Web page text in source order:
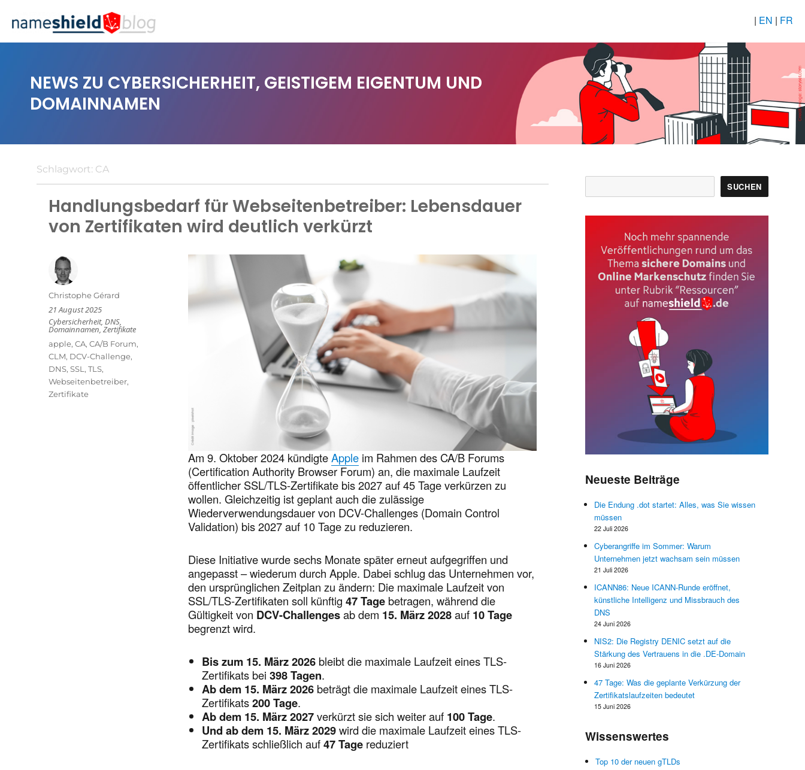
| EN | FR
NEWS ZU CYBERSICHERHEIT, GEISTIGEM EIGENTUM UND
DOMAINNAMEN
Schlagwort: CA
Handlungsbedarf für Webseitenbetreiber: Lebensdauer
von Zertifikaten wird deutlich verkürzt
Am 9. Oktober 2024 kündigteApple im Rahmen des CA/B Forums
(Certification Authority Browser Forum) an, die maximale Laufzeit
öffentlicher SSL/TLS-Zertifikate bis 2027 auf 45 Tage verkürzen zu
wollen. Gleichzeitig ist geplant auch die zulässige
Wiederverwendungsdauer von DCV-Challenges (Domain Control
Validation) bis 2027 auf 10 Tage zu reduzieren.
Diese Initiative wurde sechs Monate später erneut aufgegriffen und
angepasst – wiederum durch Apple. Dabei schlug das Unternehmen vor,
den ursprünglichen Zeitplan zu ändern: Die maximale Laufzeit von
SSL/TLS-Zertifikaten soll künftig47 Tage betragen, während die
Gültigkeit von DCV-Challengesab dem 15. März 2028auf 10 Tage
begrenzt wird.
Bis zum 15. März 2026 bleibt die maximale Laufzeit eines TLS-
Zertifikats bei398 Tagen.
Ab dem 15. März 2026 beträgt die maximale Laufzeit eines TLS-
Zertifikats200 Tage.
Ab dem 15. März 2027verkürzt sie sich weiter auf 100 Tage.
Und ab dem 15. März 2029wird die maximale Laufzeit eines TLS-
Zertifikats schließlich auf47 Tage reduziert
Autor
Christophe Gérard
Veröffentlicht
am
21 August 2025
Kategorien
Cybersicherheit,DNS,
Domainnamen,Zertifikate
Schlagwörter
apple,CA,CA/B Forum,
CLM, DCV-Challenge,
DNS,SSL,TLS,
Webseitenbetreiber,
Zertifikate
SUCHEN
Neueste Beiträge
Die Endung .dot startet: Alles, was Sie wissen
müssen
22 Juli 2026
Cyberangriffe im Sommer: Warum
Unternehmen jetzt wachsam sein müssen
21 Juli 2026
ICANN86: Neue ICANN-Runde eröffnet,
künstliche Intelligenz und Missbrauch des
DNS
24 Juni 2026
NIS2: Die Registry DENIC setzt auf die
Stärkung des Vertrauens in die .DE-Domain
16 Juni 2026
47 Tage: Was die geplante Verkürzung der
Zertifikatslaufzeiten bedeutet
15 Juni 2026
Wissenswertes
Top 10 der neuen gTLDs